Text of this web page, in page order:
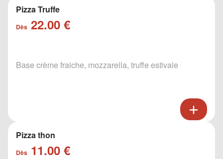
Pizza Truffe
Dès 22.00 €
Base crème fraiche, mozzarella, truffe estivale
Pizza thon
Dès 11.00 €